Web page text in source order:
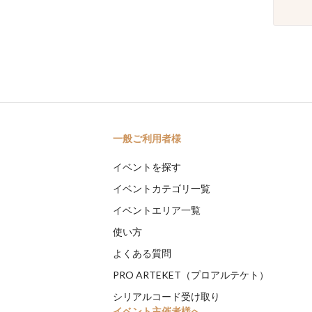
一般ご利用者様
イベントを探す
イベントカテゴリ一覧
イベントエリア一覧
使い方
よくある質問
PRO ARTEKET（プロアルテケト）
シリアルコード受け取り